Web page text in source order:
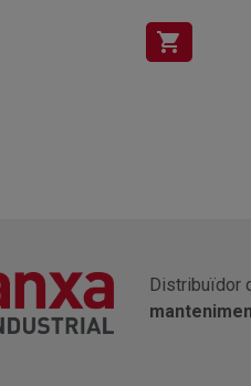
shopping_cart
Distribuïdor